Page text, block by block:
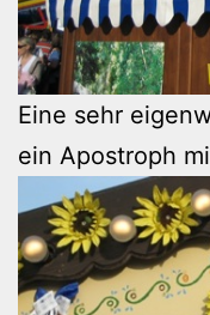
Eine sehr
ein Apostroph